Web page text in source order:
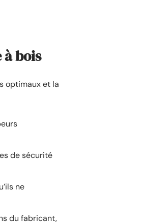
bois
optimaux et la
de sécurité
ne
du fabricant,